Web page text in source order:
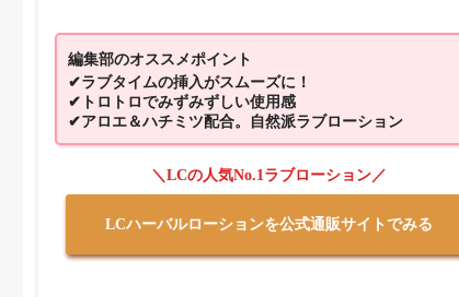
編集部のオススメポイント
✔ラブタイムの挿入がスムーズに！
✔トロトロでみずみずしい使用感
✔アロエ＆ハチミツ配合。自然派ラブローション
＼LCの人気No.1ラブローション／
LCハーバルローションを公式通販サイトでみる